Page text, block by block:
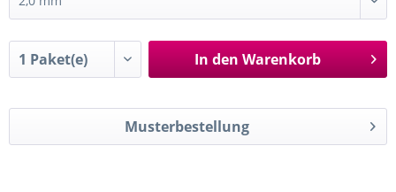
In den Warenkorb
Musterbestellung